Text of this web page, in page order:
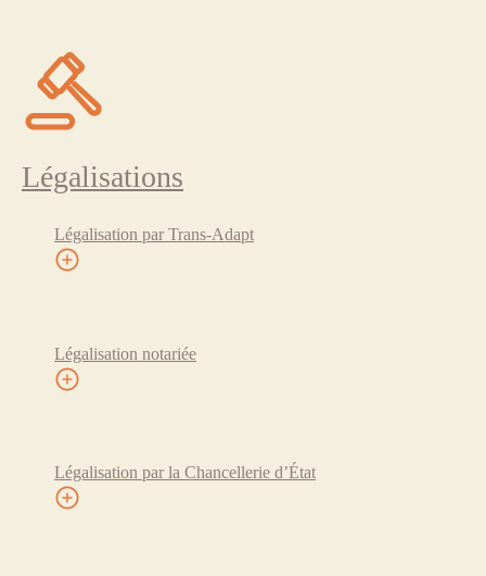
Légalisations
Légalisation par Trans-Adapt
Légalisation notariée
Légalisation par la Chancellerie d’État